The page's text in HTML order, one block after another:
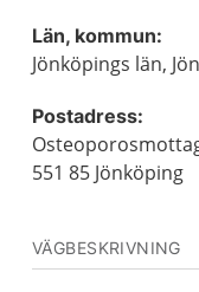
Län, kommun:
Jönköpings län,
Postadress:
551 85 Jönköping
VÄGBESKRIVNING